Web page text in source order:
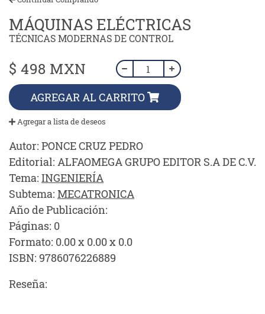
MÁQUINAS ELÉCTRICAS
TÉCNICAS MODERNAS DE CONTROL
$ 498 MXN
AGREGAR AL CARRITO
Agregar a lista de deseos
Autor: PONCE CRUZ PEDRO
Editorial: ALFAOMEGA GRUPO EDITOR S.A DE C.V.
Tema: INGENIERÍA
Subtema: MECATRONICA
Año de Publicación:
Páginas: 0
Formato: 0.00 x 0.00 x 0.0
ISBN: 9786076226889
Reseña: